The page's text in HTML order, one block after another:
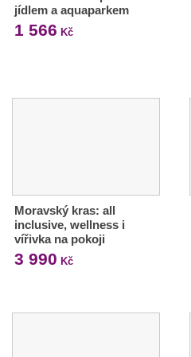
jídlem a aquaparkem
1 566 Kč
Moravský kras: all
inclusive, wellness i
vířivka na pokoji
3 990 Kč